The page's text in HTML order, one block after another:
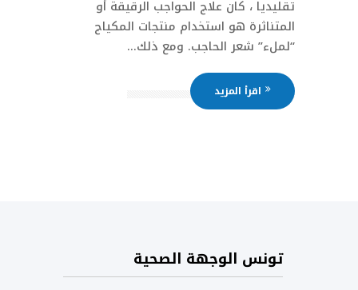
تقليديا ، كان علاج الحواجب الرقيقة أو
المتناثرة هو استخدام منتجات المكياج
“لملء” شعر الحاجب. ومع ذلك...
اقرأ المزيد
تونس الوجهة الصحية